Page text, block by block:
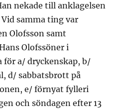
nekade till anklagelsen
samma ting var
Olofsson samt
Olofssöner i
a/ dryckenskap, b/
d/ sabbatsbrott på
e/ förnyat fylleri
och söndagen efter 13